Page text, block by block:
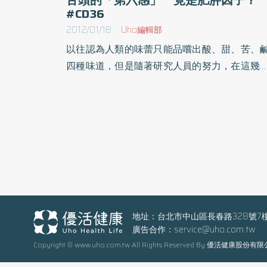
#CD36
2012/01/18 Uho編輯部
以往認為人類的味蕾只能品嚐出酸、甜、苦、
四種味道，但是隨著研究人員的努力，在這幾年
示，肥胖的人對於脂肪的渴望，或許是導致他
肥胖的原因。主持這項研究的那達教授（
Abumrad）表示，他們發現到人的舌頭上有一個
稱為CD36的味覺感受器，如果一個人的CD36
地址：台北市中山區長春路328號7
廣告合作： service@uho.com.tw
Copyright © www.uho.com.tw All Rights Reserved By 優活健康股份有限